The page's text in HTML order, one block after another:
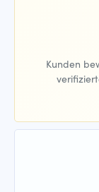
Kunden